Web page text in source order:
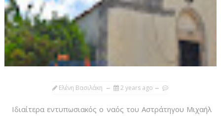
Ελένη Βασιλάκη 2 years ago
Ιδιαίτερα εντυπωσιακός ο ναός του Αστράτηγου Μιχαήλ